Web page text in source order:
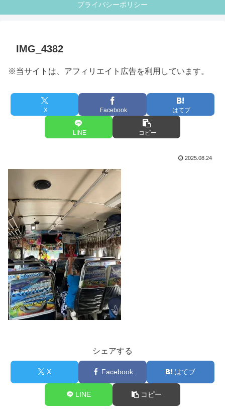
プライバシーポリシー
IMG_4382
※当サイトは、アフィリエイト広告を利用しています。
X Facebook はてブ
LINE コピー
2025.08.24
シェアする
X Facebook はてブ
LINE コピー